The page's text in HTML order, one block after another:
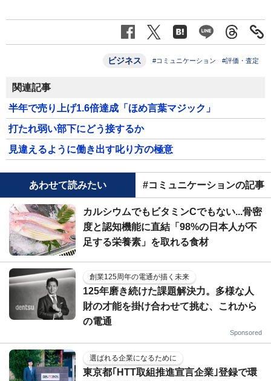
ビジネス #コミュニケーション #評価・査定
関連記事
半年で売り上げ1.6倍達成「ほめ言葉マジック」
打たれ弱い部下にどう接するか
見違えるように働き出す叱り方の極意
あわせて読みたい #コミュニケーションの記事
カルシウムでもビタミンCでもない...骨密
度と認知機能に直結「98%の日本人が不
足する栄養素」を取れる食材
創業125周年の電通が描く未来
125年磨き続けた課題解決力。多様な人
財の才能を掛け合わせて挑む、これから
の電通
Sponsored
選ばれる企業になるために
東京都｢HTT取組推進宣言企業｣登録で環